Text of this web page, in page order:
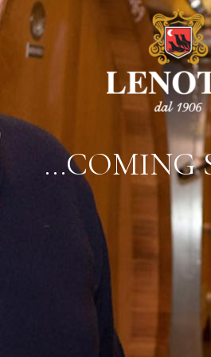
…COMING